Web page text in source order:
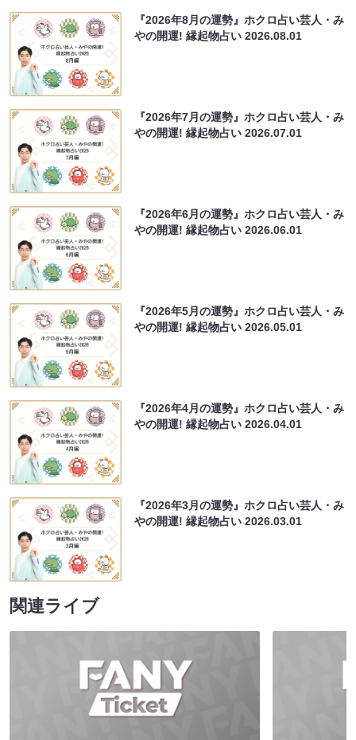
『2026年8月の運勢』ホクロ占い芸人・み
やの開運! 縁起物占い2026.08.01
『2026年7月の運勢』ホクロ占い芸人・み
やの開運! 縁起物占い2026.07.01
『2026年6月の運勢』ホクロ占い芸人・み
やの開運! 縁起物占い2026.06.01
『2026年5月の運勢』ホクロ占い芸人・み
やの開運! 縁起物占い2026.05.01
『2026年4月の運勢』ホクロ占い芸人・み
やの開運! 縁起物占い2026.04.01
『2026年3月の運勢』ホクロ占い芸人・み
やの開運! 縁起物占い2026.03.01
関連ライブ